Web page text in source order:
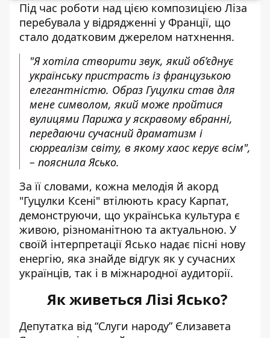
Під час роботи над цією композицією Ліза
перебувала у відрядженні у Франції, що
стало додатковим джерелом натхнення.
"Я хотіла створити звук, який об’єднує
українську пристрасть із французькою
елегантністю. Образ Гуцулки став для
мене символом, який може пройтися
вулицями Парижа у яскравому вбранні,
передаючи сучасний драматизм і
сюрреалізм світу, в якому хаос керує всім",
– пояснила Ясько.
За її словами, кожна мелодія й акорд
"Гуцулки Ксені" втілюють красу Карпат,
демонструючи, що українська культура є
живою, різноманітною та актуальною. У
своїй інтерпретації Ясько надає пісні нову
енергію, яка знайде відгук як у сучасних
українців, так і в міжнародної аудиторії.
Як живеться Лізі Ясько?
Депутатка від “Слуги народу” Єлизавета